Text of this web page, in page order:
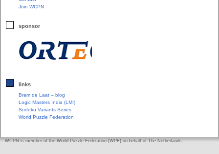
Join WCPN
sponsor
links
Bram de Laat – blog
Logic Masters India (LMI)
Sudoku Variants Series
World Puzzle Federation
WCPN is member of the World Puzzle Federation (WPF) on behalf of The Netherlands.